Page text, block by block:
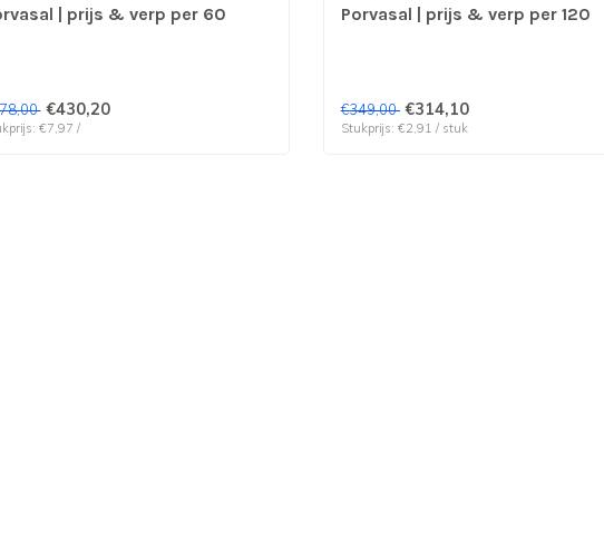
| prijs & verp per 60
€430,20
€7,97 /
Porvasal | prijs & verp per 120
€349,00 €314,10
Stukprijs: €2,91 / stuk